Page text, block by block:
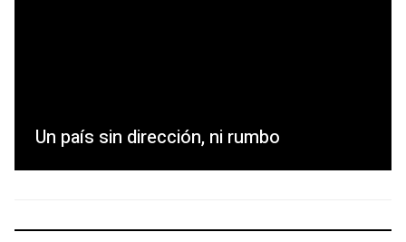
Un país sin dirección, ni rumbo